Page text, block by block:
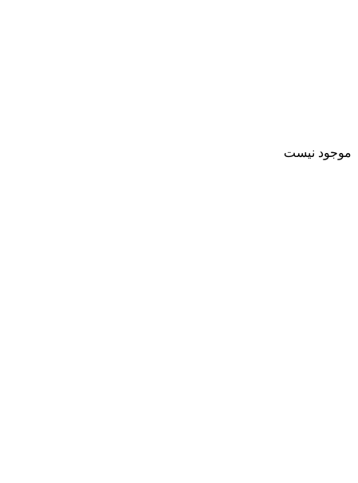
موجود نیست